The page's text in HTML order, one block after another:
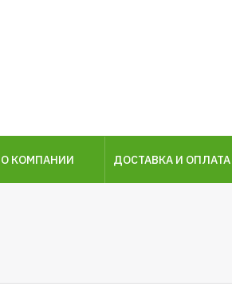
О КОМПАНИИ ДОСТАВКА И ОПЛАТА